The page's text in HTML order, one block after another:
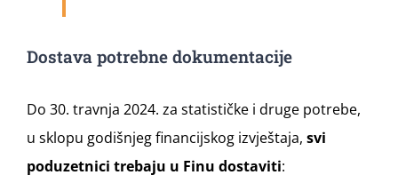
Dostava potrebne dokumentacije
Do 30. travnja 2024. za statističke i druge potrebe,
u sklopu godišnjeg financijskog izvještaja, svi
poduzetnici trebaju u Finu dostaviti: